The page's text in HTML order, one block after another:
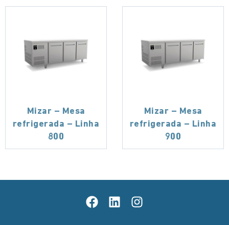
Mizar – Mesa
refrigerada – Linha
800
Mizar – Mesa
refrigerada – Linha
900